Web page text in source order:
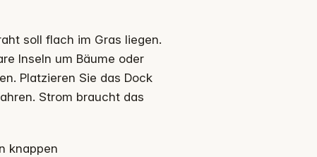
soll flach im Gras liegen.
Inseln um Bäume oder
Platzieren Sie das Dock
Strom braucht das
knappen